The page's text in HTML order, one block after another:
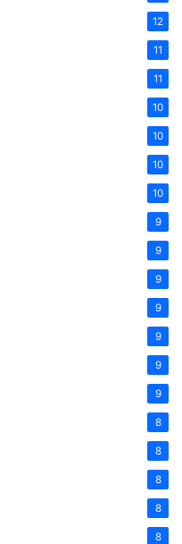
12
11
11
10
10
10
10
9
9
9
9
9
9
9
8
8
8
8
8